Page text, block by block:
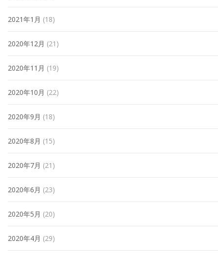
2021年1月 (18)
2020年12月 (21)
2020年11月 (19)
2020年10月 (22)
2020年9月 (18)
2020年8月 (15)
2020年7月 (21)
2020年6月 (23)
2020年5月 (20)
2020年4月 (29)